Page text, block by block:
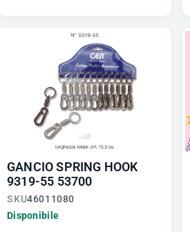
GANCIO SPRING HOOK
9319-55 53700
SKU46011080
Disponibile